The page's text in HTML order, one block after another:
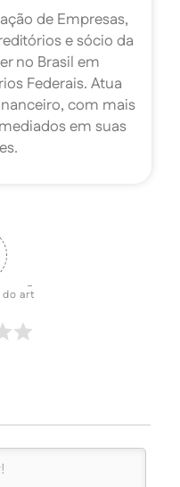
de Empresas,
e sócio da
no Brasil em
Federais. Atua
com mais
em suas
art